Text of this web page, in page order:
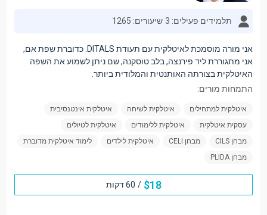
תלמידים פעילים: 3 שיעורים: 1265
אני מורה מוסמכת לאיטלקית עם תעודת DITALS. כדוברת שפת אם,
אני מתגוררת ליד פירנצה, בלב טוסקנה, שם ניתן לשמוע את השפה
האיטלקית בצורתה האותנטית והמלודית ביותר.
התמחות מורים:
איטלקית למתחילים איטלקית לשיחה
איטלקית אינטנסיבית
עסקית איטלקית
איטלקית ללימודים
איטלקית לטיולים
מבחן CILS
מבחן CELI איטלקית לילדים
לימוד איטלקית מדוברת
מבחן PLIDA
18
$
/ 60 דקות